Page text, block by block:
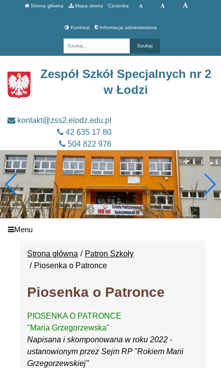
Strona główna Mapa strony Czcionka
Kontrast Informacja administratora
Zespół Szkół Specjalnych nr 2
w Łodzi
kontakt@zss2.elodz.edu.pl
42 635 17 80
504 822 976
Menu
Strona główna
Patron Szkoły
Piosenka o Patronce
Piosenka o Patronce
PIOSENKA O PATRONCE
"Maria Grzegorzewska"
Napisana i skomponowana w roku 2022 -
ustanowionym przez Sejm RP "Rokiem Marii
Grzegorzewskiej"